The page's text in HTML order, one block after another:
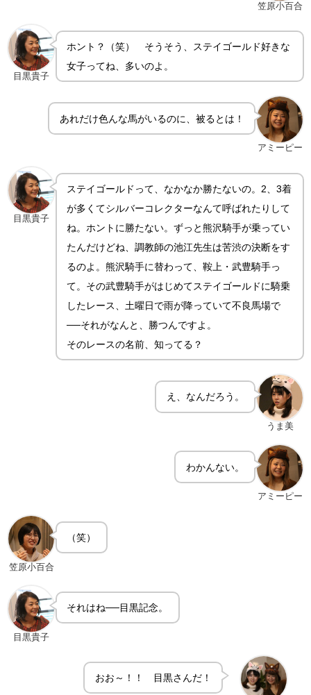
笠原小百合
目黒貴子
ホント？（笑） そうそう、ステイゴールド好きな
女子ってね、多いのよ。
アミーピー
あれだけ色んな馬がいるのに、被るとは！
目黒貴子
ステイゴールドって、なかなか勝たないの。2、3着
が多くてシルバーコレクターなんて呼ばれたりして
ね。ホントに勝たない。ずっと熊沢騎手が乗ってい
たんだけどね、調教師の池江先生は苦渋の決断をす
るのよ。熊沢騎手に替わって、鞍上・武豊騎手っ
て。その武豊騎手がはじめてステイゴールドに騎乗
したレース、土曜日で雨が降っていて不良馬場で
──それがなんと、勝つんですよ。
そのレースの名前、知ってる？
うま美
え、なんだろう。
アミーピー
わかんない。
笠原小百合
（笑）
目黒貴子
それはね──目黒記念。
おお～！！ 目黒さんだ！